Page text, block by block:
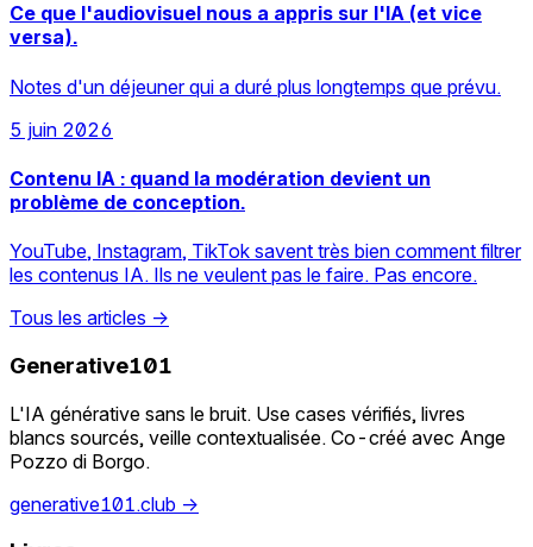
Ce que l'audiovisuel nous a appris sur l'IA (et vice
versa).
Notes d'un déjeuner qui a duré plus longtemps que prévu.
5 juin 2026
Contenu IA : quand la modération devient un
problème de conception.
YouTube, Instagram, TikTok savent très bien comment filtrer
les contenus IA. Ils ne veulent pas le faire. Pas encore.
Tous les articles →
Generative101
L'IA générative sans le bruit. Use cases vérifiés, livres
blancs sourcés, veille contextualisée. Co-créé avec Ange
Pozzo di Borgo.
generative101.club →